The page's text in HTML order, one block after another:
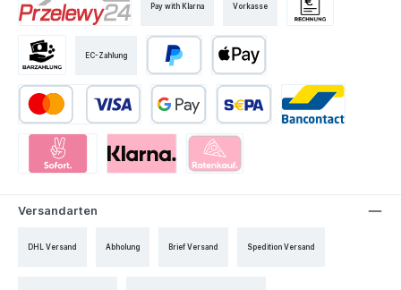
Pay with Klarna Vorkasse
EC-Zahlung
Versandarten
DHL Versand Abholung Brief Versand Spedition Versand